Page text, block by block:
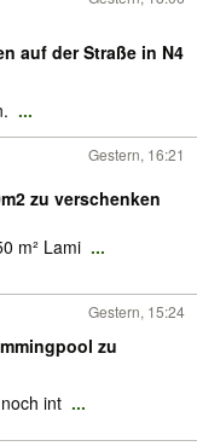
auf der Straße in N4
...
Gestern, 16:21
zu verschenken
m² Lami ...
Gestern, 15:24
zu
int ...